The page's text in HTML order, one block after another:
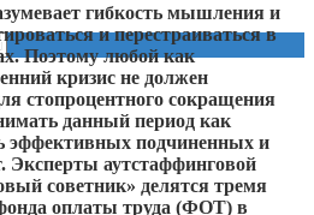
гибкость мышления и
и перестраиваться в
Поэтому любой как
кризис не должен
стопроцентного сокращения
данный период как
эффективных подчиненных и
Эксперты аутстаффинговой
советник» делятся тремя
оплаты труда (ФОТ) в